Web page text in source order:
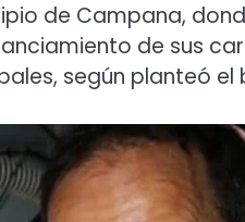
de Campana,
de sus
según planteó el